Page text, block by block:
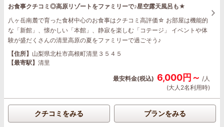
お食事クチコミ◎高原リゾートをファミリーで♪星空露天風呂も★
八ヶ岳南麓で育った食材中心のお食事はクチコミ高評価☆ お部屋は機能的
な「新館」、懐かしい「本館」、静寂を楽しむ「コテージ」 イベントや体
験が盛だくさんの清里高原の夏をファミリーで過ごそう♪
【住所】 山梨県北杜市高根町清里３５４５
【最寄駅】 清里
最安料金(税込) 6,000円～ /人
(大人2名利用時)
クチコミをみる プランをみる